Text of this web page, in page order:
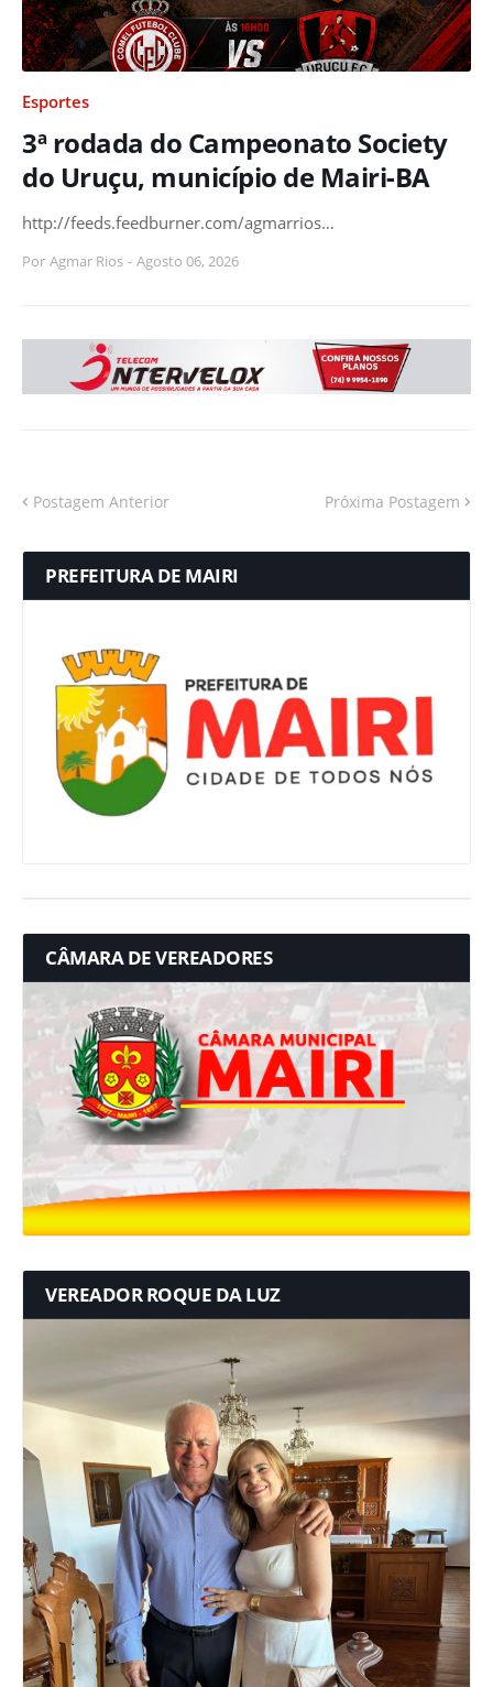
Esportes
3ª rodada do Campeonato Society
do Uruçu, município de Mairi-BA
http://feeds.feedburner.com/agmarrios…
Por Agmar Rios - Agosto 06, 2026
Postagem Anterior Próxima Postagem
PREFEITURA DE MAIRI
CÂMARA DE VEREADORES
VEREADOR ROQUE DA LUZ